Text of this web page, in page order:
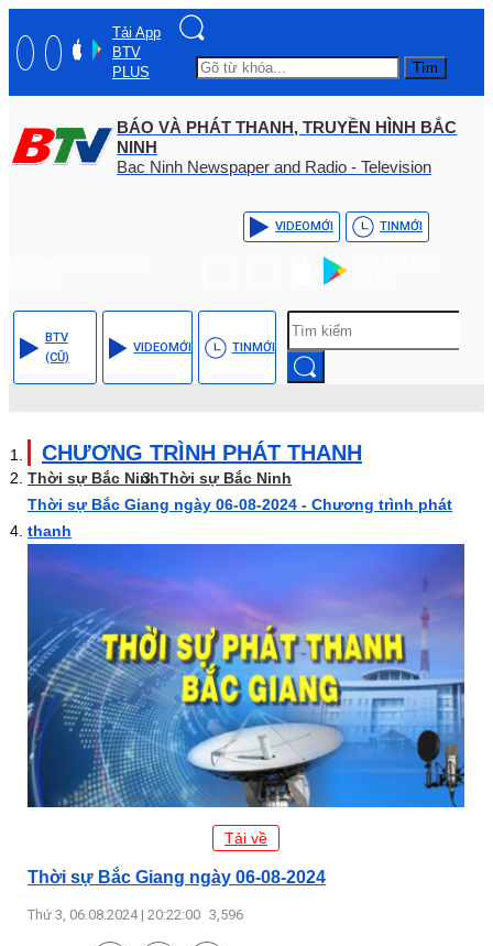
Tải App
BTV
PLUS
Tìm
BÁO VÀ PHÁT THANH, TRUYỀN HÌNH BẮC
NINH
Bac Ninh Newspaper and Radio - Television
VIDEOMỚI TINMỚI
BTV
(CŨ)
VIDEOMỚI TINMỚI
CHƯƠNG TRÌNH PHÁT THANH
Thời sự Bắc NinhThời sự Bắc Ninh
Thời sự Bắc Giang ngày 06-08-2024 - Chương trình phát
thanh
Tải về
Thời sự Bắc Giang ngày 06-08-2024
Thứ 3, 06.08.2024 | 20:22:00 3,596